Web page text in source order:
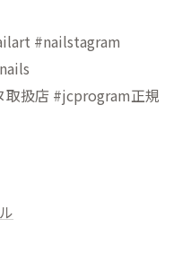
#nailstagram
取扱店 #jcprogram正規